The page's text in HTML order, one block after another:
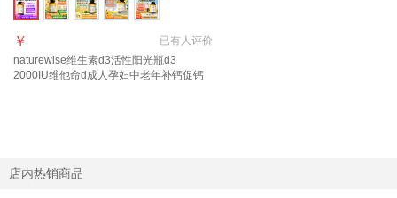
已有人评价
￥
naturewise维生素d3活性阳光瓶d3
2000IU维他命d成人孕妇中老年补钙促钙
店内热销商品